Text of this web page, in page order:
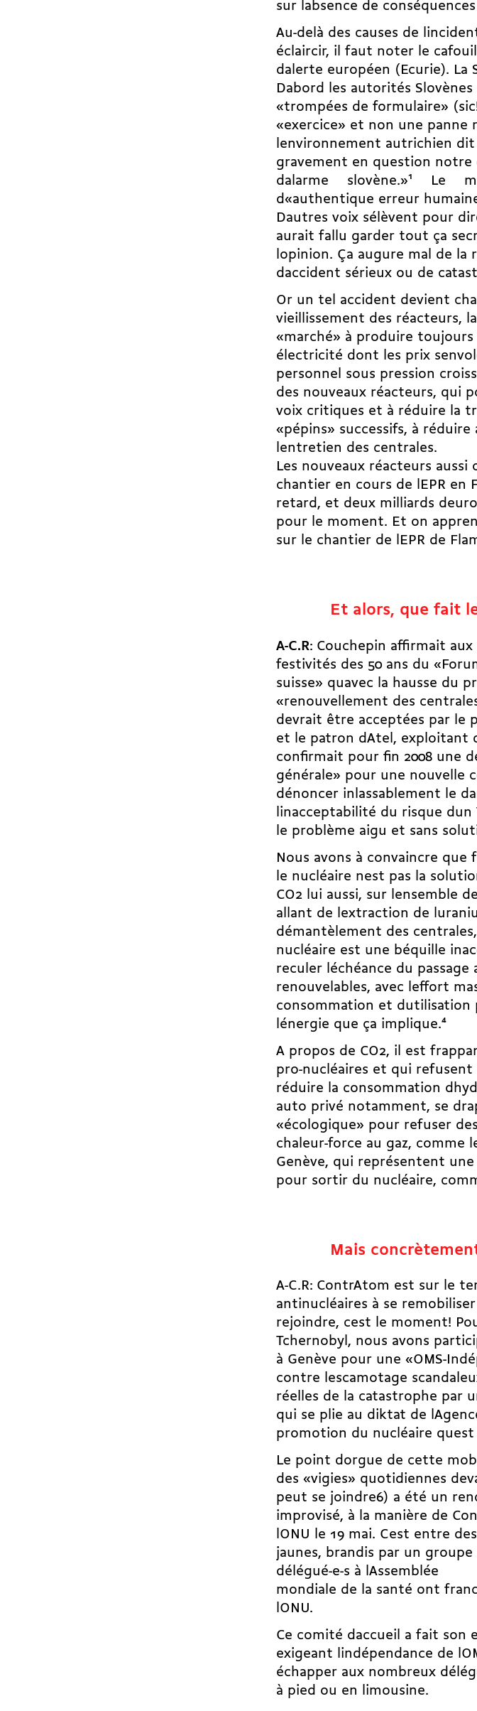
sur labsence de
Au-delà des causes de
éclaircir, il faut noter le
dalerte européen (Ecurie).
Dabord les autorités
«trompées de formulaire»
«exercice» et non une panne
lenvironnement autrichien
gravement en question notre
dalarme slovène.»1 Le
d«authentique erreur
Dautres voix sélèvent pour
aurait fallu garder tout ça
lopinion. Ça augure mal de la
daccident sérieux ou de
Or un tel accident devient
vieillissement des réacteurs,
«marché» à produire toujours
électricité dont les prix
personnel sous pression
des nouveaux réacteurs, qui
voix critiques et à réduire la
«pépins» successifs, à réduire
lentretien des centrales.
Les nouveaux réacteurs aussi
chantier en cours de lEPR
retard, et deux milliards
pour le moment. Et on
sur le chantier de lEPR de
 Et alors, que fait
A-C.R: Couchepin affirmait aux
festivités des 50 ans du
suisse» quavec la hausse du
«renouvellement des
devrait être acceptées par le
et le patron dAtel, exploitant
confirmait pour fin 2008 une
générale» pour une nouvelle
dénoncer inlassablement le
linacceptabilité du risque
le problème aigu et sans
Nous avons à convaincre que
le nucléaire nest pas la
CO2 lui aussi, sur lensemble
allant de lextraction de
démantèlement des
nucléaire est une béquille
reculer léchéance du passage
renouvelables, avec leffort
consommation et
lénergie que ça implique.4
A propos de CO2, il est
pro-nucléaires et qui
réduire la consommation
auto privé notamment, se
«écologique» pour refuser
chaleur-force au gaz, comme
Genève, qui représentent
pour sortir du nucléaire,
 Mais
A-C.R: ContrAtom est sur le
antinucléaires à se
rejoindre, cest le moment!
Tchernobyl, nous avons
à Genève pour une «OMS-
contre lescamotage
réelles de la catastrophe par
qui se plie au diktat de
promotion du nucléaire quest
Le point dorgue de cette
des «vigies» quotidiennes
peut se joindre6) a été un
improvisé, à la manière de
lONU le 19 mai. Cest entre
jaunes, brandis par un
délégué-e-s à lAssemblée
mondiale de la santé ont
lONU.
Ce comité daccueil a fait son
exigeant lindépendance de
échapper aux nombreux
à pied ou en limousine.